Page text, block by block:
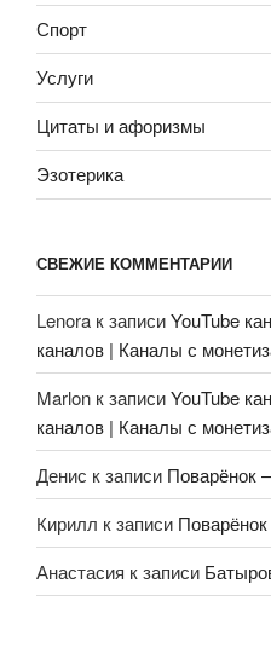
Спорт
Услуги
Цитаты и афоризмы
Эзотерика
СВЕЖИЕ КОММЕНТАРИИ
Lenora к записиYouTube
каналов | Каналы с
Marlon к записиYouTube
каналов | Каналы с
Денис к записи Поварёнок
Кирилл к записи
Анастасия к записи